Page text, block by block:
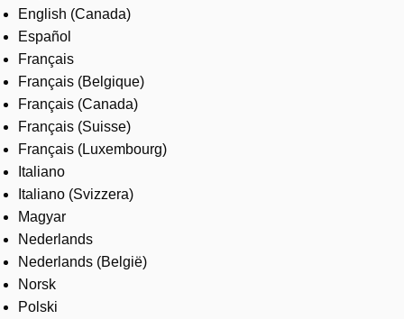
English (Canada)
Español
Français
Français (Belgique)
Français (Canada)
Français (Suisse)
Français (Luxembourg)
Italiano
Italiano (Svizzera)
Magyar
Nederlands
Nederlands (België)
Norsk
Polski